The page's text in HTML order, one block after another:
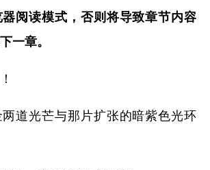
阅读模式，否则将导致章节内容
一章。
道光芒与那片扩张的暗紫色光环